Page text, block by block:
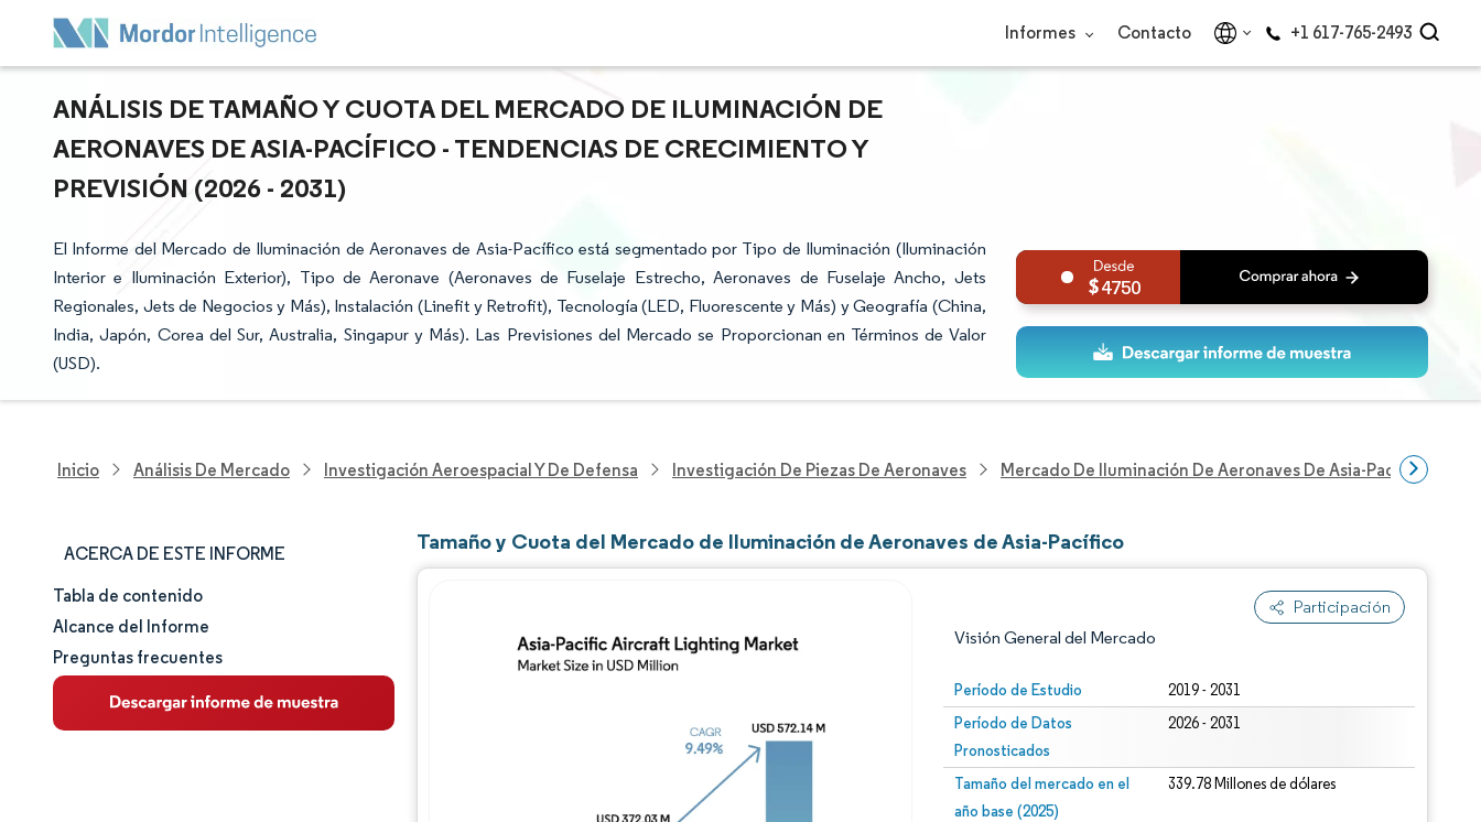
Informes Contacto +1 617-765-2493
ANÁLISIS DE TAMAÑO Y CUOTA DEL MERCADO DE ILUMINACIÓN DE
AERONAVES DE ASIA-PACÍFICO - TENDENCIAS DE CRECIMIENTO Y
PREVISIÓN (2026 - 2031)
El Informe del Mercado de Iluminación de Aeronaves de Asia-Pacífico está segmentado por Tipo de Iluminación (Iluminación
Interior e Iluminación Exterior), Tipo de Aeronave (Aeronaves de Fuselaje Estrecho, Aeronaves de Fuselaje Ancho, Jets
Regionales, Jets de Negocios y Más), Instalación (Linefit y Retrofit), Tecnología (LED, Fluorescente y Más) y Geografía (China,
India, Japón, Corea del Sur, Australia, Singapur y Más). Las Previsiones del Mercado se Proporcionan en Términos de Valor
(USD).
4750
Inicio Análisis De Mercado Investigación Aeroespacial Y De Defensa Investigación De Piezas De Aeronaves Mercado De Iluminación De Aeronaves De Asia-Pacífico
ACERCA DE ESTE INFORME
Tamaño y cuota de mercado
Análisis de mercado
Tendencias e ideas
Tabla de contenido
Alcance del Informe
Preguntas frecuentes
Tamaño y Cuota del Mercado de Iluminación de Aeronaves de Asia-Pacífico
Participación
Visión General del Mercado
Período de Estudio 2019 - 2031
Período de Datos
Pronosticados
2026 - 2031
Tamaño del mercado en el
año base (2025)
339.78 Millones de dólares